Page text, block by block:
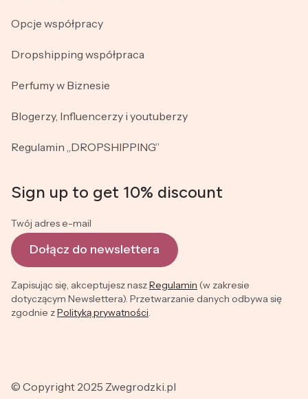
Opcje współpracy
Dropshipping współpraca
Perfumy w Biznesie
Blogerzy, Influencerzy i youtuberzy
Regulamin „DROPSHIPPING”
Sign up to get 10% discount
Twój adres e-mail
Dołącz do newslettera
Zapisując się, akceptujesz naszRegulamin (w zakresie
dotyczącym Newslettera). Przetwarzanie danych odbywa się
zgodnie zPolityką prywatności
© Copyright 2025 Zwegrodzki.pl